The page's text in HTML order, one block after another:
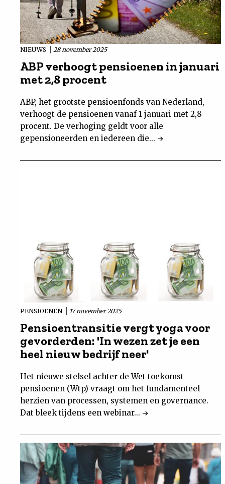
NIEUWS 28 november 2025
ABP verhoogt pensioenen in januari
met 2,8 procent
ABP, het grootste pensioenfonds van Nederland,
verhoogt de pensioenen vanaf 1 januari met 2,8
procent. De verhoging geldt voor alle
gepensioneerden en iedereen die...
PENSIOENEN 17 november 2025
Pensioentransitie vergt yoga voor
gevorderden: 'In wezen zet je een
heel nieuw bedrijf neer'
Het nieuwe stelsel achter de Wet toekomst
pensioenen (Wtp) vraagt om het fundamenteel
herzien van processen, systemen en governance.
Dat bleek tijdens een webinar...